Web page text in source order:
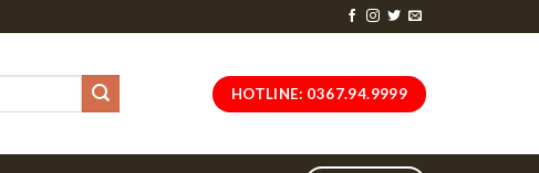
HOTLINE: 0367.94.9999